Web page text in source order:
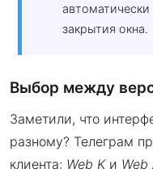
автоматически
закрытия окна.
Выбор между
Заметили, что
разному? Телеграм
клиента: Web Kи Web